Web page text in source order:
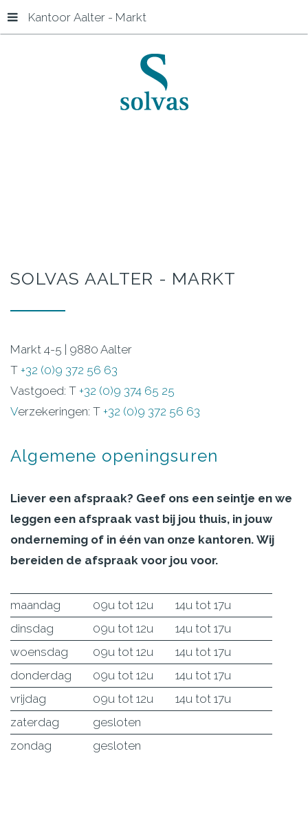
Kantoor Aalter - Markt
SOLVAS AALTER - MARKT
Markt 4-5 | 9880 Aalter
T +32 (0)9 372 56 63
Vastgoed: T +32 (0)9 374 65 25
Verzekeringen: T +32 (0)9 372 56 63
Algemene openingsuren
Liever een afspraak? Geef ons een seintje en we
leggen een afspraak vast bij jou thuis, in jouw
onderneming of in één van onze kantoren. Wij
bereiden de afspraak voor jou voor.
maandag 09u tot 12u
14u tot 17u
dinsdag
09u tot 12u
14u tot 17u
woensdag
09u tot 12u
14u tot 17u
donderdag
09u tot 12u
14u tot 17u
vrijdag
09u tot 12u
14u tot 17u
zaterdag
gesloten
zondag
gesloten